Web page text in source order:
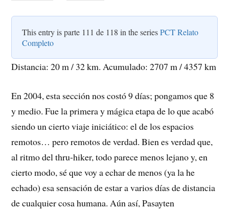
This entry is parte 111 de 118 in the seriesPCT Relato
Completo
Distancia: 20 m / 32 km. Acumulado: 2707 m / 4357 km
En 2004, esta sección nos costó 9 días; pongamos que 8
y medio. Fue la primera y mágica etapa de lo que acabó
siendo un cierto viaje iniciático: el de los espacios
remotos… pero remotos de verdad. Bien es verdad que,
al ritmo del thru-hiker, todo parece menos lejano y, en
cierto modo, sé que voy a echar de menos (ya la he
echado) esa sensación de estar a varios días de distancia
de cualquier cosa humana. Aún así, Pasayten